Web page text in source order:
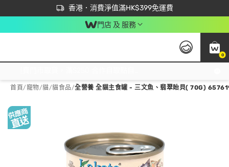
香港．消費淨值滿HK$399免運費
立即成為易賞錢會員盡享獨家優惠
首次APP下單買滿$450 輸入 NEWAPP 即減$50
門店 及 服務
0
首頁/寵物/貓/貓食品/全營養 全貓主食罐 - 三文魚、翡翠貽貝( 70G)